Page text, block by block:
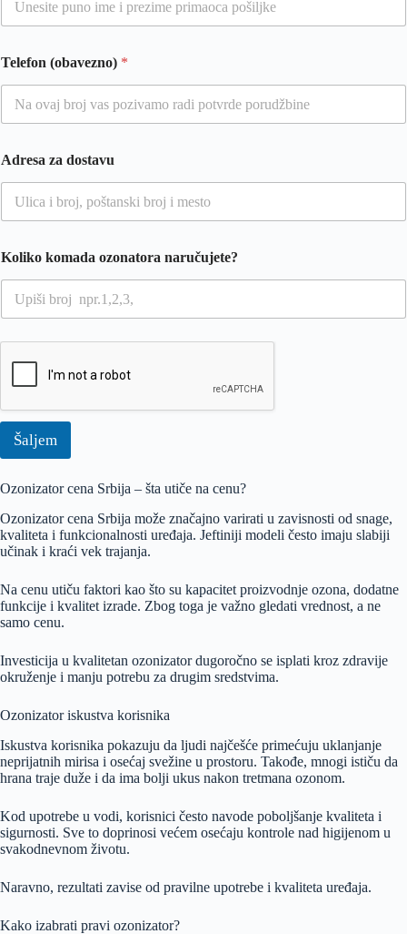
Telefon (obavezno) *
(
o
e
z
n
)
k
o
Adresa za dostavu
Koliko komada ozonatora naručujete?
Šaljem
Ozonizator cena Srbija – šta utiče na cenu?
Ozonizator cena Srbija može značajno varirati u zavisnosti od snage,
kvaliteta i funkcionalnosti uređaja. Jeftiniji modeli često imaju slabiji
učinak i kraći vek trajanja.
Na cenu utiču faktori kao što su kapacitet proizvodnje ozona, dodatne
funkcije i kvalitet izrade. Zbog toga je važno gledati vrednost, a ne
samo cenu.
Investicija u kvalitetan ozonizator dugoročno se isplati kroz zdravije
okruženje i manju potrebu za drugim sredstvima.
Ozonizator iskustva korisnika
Iskustva korisnika pokazuju da ljudi najčešće primećuju uklanjanje
neprijatnih mirisa i osećaj svežine u prostoru. Takođe, mnogi ističu da
hrana traje duže i da ima bolji ukus nakon tretmana ozonom.
Kod upotrebe u vodi, korisnici često navode poboljšanje kvaliteta i
sigurnosti. Sve to doprinosi većem osećaju kontrole nad higijenom u
svakodnevnom životu.
Naravno, rezultati zavise od pravilne upotrebe i kvaliteta uređaja.
Kako izabrati pravi ozonizator?